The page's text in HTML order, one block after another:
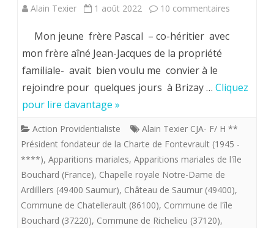
Alain Texier 1 août 2022 10 commentaires
2022.17
Marial
Mon jeune frère Pascal – co-héritier avec
mon frère aîné Jean-Jacques de la propriété
familiale- avait bien voulu me convier à le
rejoindre pour quelques jours à Brizay … Cliquez
pour lire davantage »
Action Providentialiste
Alain Texier CJA- F/ H **
Président fondateur de la Charte de Fontevrault (1945 -
****), Apparitions mariales, Apparitions mariales de l'île
Bouchard (France), Chapelle royale Notre-Dame de
Ardilllers (49400 Saumur), Château de Saumur (49400),
Commune de Chatellerault (86100), Commune de l'île
Bouchard (37220), Commune de Richelieu (37120),